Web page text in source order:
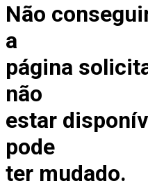
Não
a
página
não
estar
pode
ter mudado.